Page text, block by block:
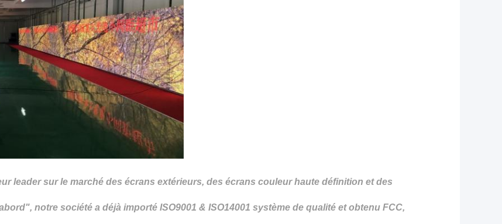
leader sur le marché des écrans extérieurs, des écrans couleur haute définition et des
, notre société a déjà importé ISO9001 & ISO14001 système de qualité et obtenu FCC,